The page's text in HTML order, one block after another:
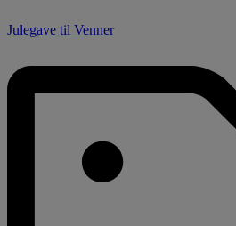
Julegave til Venner